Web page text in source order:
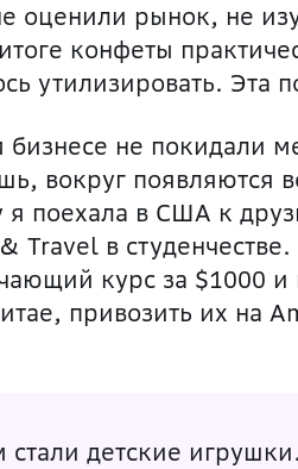
оценили рынок, не
конфеты
утилизировать. Эта
не покидали
вокруг появляются
я поехала в США к
Travel в
курс за $1000 и
привозить их на
детские